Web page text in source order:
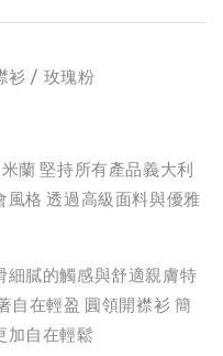
衫 / 玫瑰粉
蘭 堅持所有產品義大利
格 透過高級面料與優雅
細膩的觸感與舒適親膚特
自在輕盈 圓領開襟衫 簡
加自在輕鬆